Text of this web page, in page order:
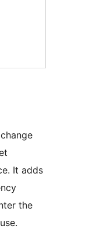
It adds
the